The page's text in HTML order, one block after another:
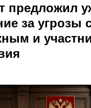
предложил
за угрозы
и